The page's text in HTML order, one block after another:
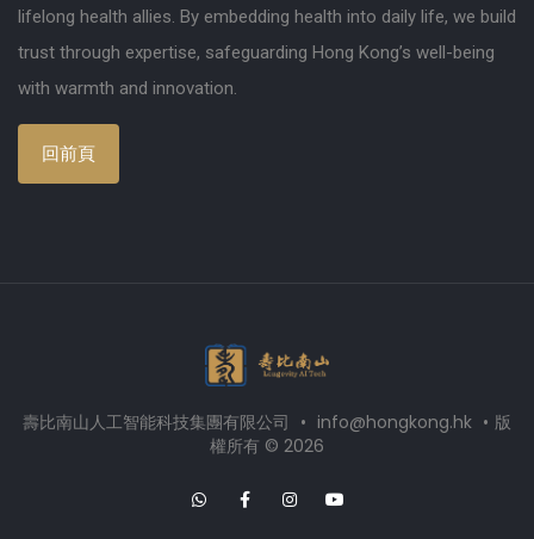
lifelong health allies. By embedding health into daily life, we build
trust through expertise, safeguarding Hong Kong’s well-being
with warmth and innovation.
回前頁
壽比南山人工智能科技集團有限公司 • info@hongkong.hk • 版
權所有 © 2026